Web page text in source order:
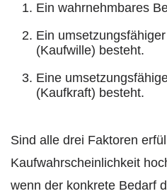
Ein wahrnehmbares
Ein
(Kaufwille) besteht.
Eine
(Kaufkraft) besteht.
Sind alle drei Faktoren
Kaufwahrscheinlichkeit
wenn der konkrete Bedarf